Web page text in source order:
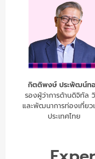
กิตติพงษ์ ประพัฒน์ท
รองผู้ว่าการด้านดิจิทัล
และพัฒนาการท่องเที่ยว
ประเทศไทย